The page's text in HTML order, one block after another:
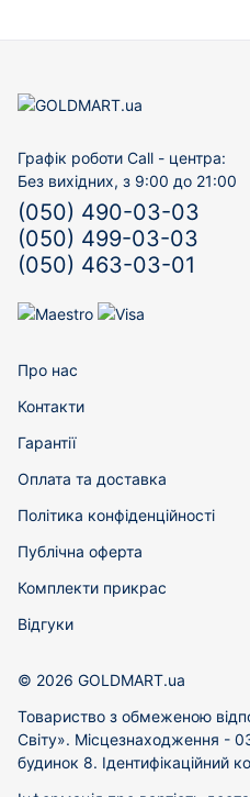
Графік роботи Call - центра:
Без вихідних, з 9:00 до 21:00
(050) 490-03-03
(050) 499-03-03
(050) 463-03-01
Про нас
Контакти
Гарантії
Оплата та доставка
Політика конфіденційності
Публічна оферта
Комплекти прикрас
Відгуки
© 2026 GOLDMART.ua
Товариство з обмеженою
Світу». Місцезнаходження -
будинок 8. Ідентифікаційний